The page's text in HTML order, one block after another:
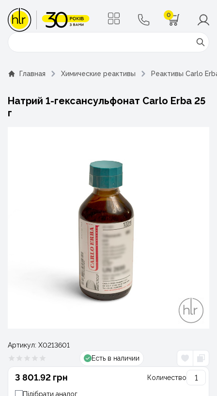
0
Поиск
Главная Химические реактивы Реактивы Carlo
Натрий 1-гексансульфонат Carlo Erba 25
г
Артикул: Х0213601
Есть в наличии
3 801.92 грн Количество
Підібрати аналог